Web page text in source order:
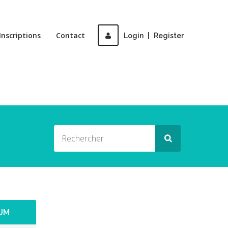
Login Register
Inscriptions Contact